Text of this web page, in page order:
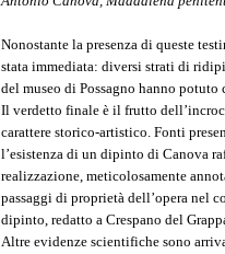
Nonostante la presenza di queste
stata immediata: diversi strati di
del museo di Possagno hanno potuto
Il verdetto finale è il frutto
carattere storico-artistico. Fonti
l’esistenza di un dipinto di Canova
realizzazione, meticolosamente
passaggi di proprietà dell’opera nel
dipinto, redatto a Crespano del
Altre evidenze scientifiche sono